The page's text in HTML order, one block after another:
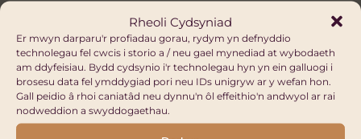
Rheoli Cydsyniad
Er mwyn darparu'r profiadau gorau, rydym yn defnyddio
technolegau fel cwcis i storio a / neu gael mynediad at wybodaeth
am ddyfeisiau. Bydd cydsynio i'r technolegau hyn yn ein galluogi i
brosesu data fel ymddygiad pori neu IDs unigryw ar y wefan hon.
Gall peidio â rhoi caniatâd neu dynnu'n ôl effeithio'n andwyol ar rai
nodweddion a swyddogaethau.
Dyma rhywfaint oi enghreifftiau o
gwestiynau proc y gallech eu defnyddio i
gael adborth gan eich partner fel
mewnbwn i adolygiad/cynllun strategol.